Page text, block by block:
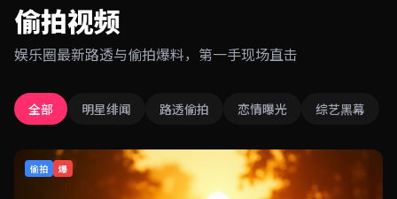
偷拍视频
娱乐圈最新路透与偷拍爆料，第一手现场直击
全部 明星绯闻 路透偷拍 恋情曝光 综艺黑幕
偷拍 爆